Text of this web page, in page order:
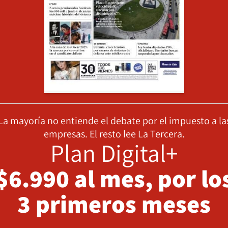
mayoría no entiende el debate por el impuesto a
empresas. El resto lee La Tercera.
Plan Digital+
al mes, por
3 primeros meses